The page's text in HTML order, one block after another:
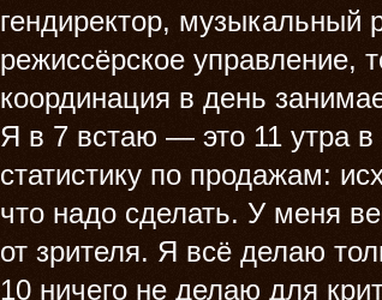
гендиректор, музыкальный
режиссёрское управление,
координация в день
Я в 7 встаю — это 11 утра
статистику по продажам:
что надо сделать. У меня
от зрителя. Я всё делаю
10 ничего не делаю для